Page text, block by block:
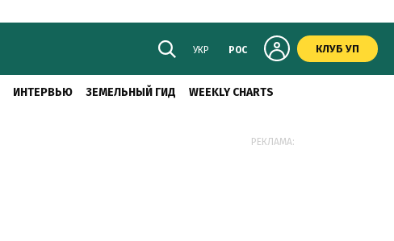
УКР РОС КЛУБ УП
ИНТЕРВЬЮ ЗЕМЕЛЬНЫЙ ГИД WEEKLY CHARTS
РЕКЛАМА: